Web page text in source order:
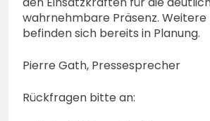
wahrnehmbare Präsenz.
befinden sich bereits in Planung.
Pierre Gath, Pressesprecher
Rückfragen bitte an: